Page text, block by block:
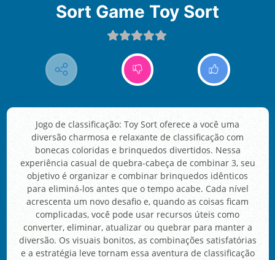
Sort Game Toy Sort
Jogo de classificação: Toy Sort oferece a você uma
diversão charmosa e relaxante de classificação com
bonecas coloridas e brinquedos divertidos. Nessa
experiência casual de quebra-cabeça de combinar 3, seu
objetivo é organizar e combinar brinquedos idênticos
para eliminá-los antes que o tempo acabe. Cada nível
acrescenta um novo desafio e, quando as coisas ficam
complicadas, você pode usar recursos úteis como
converter, eliminar, atualizar ou quebrar para manter a
diversão. Os visuais bonitos, as combinações satisfatórias
e a estratégia leve tornam essa aventura de classificação